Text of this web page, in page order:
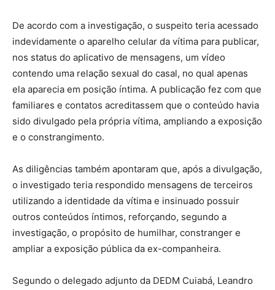
De acordo com a investigação, o suspeito teria acessado
indevidamente o aparelho celular da vítima para publicar,
nos status do aplicativo de mensagens, um vídeo
contendo uma relação sexual do casal, no qual apenas
ela aparecia em posição íntima. A publicação fez com que
familiares e contatos acreditassem que o conteúdo havia
sido divulgado pela própria vítima, ampliando a exposição
e o constrangimento.
As diligências também apontaram que, após a divulgação,
o investigado teria respondido mensagens de terceiros
utilizando a identidade da vítima e insinuado possuir
outros conteúdos íntimos, reforçando, segundo a
investigação, o propósito de humilhar, constranger e
ampliar a exposição pública da ex-companheira.
Segundo o delegado adjunto da DEDM Cuiabá, Leandro